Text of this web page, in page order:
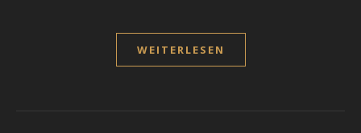
WEITERLESEN